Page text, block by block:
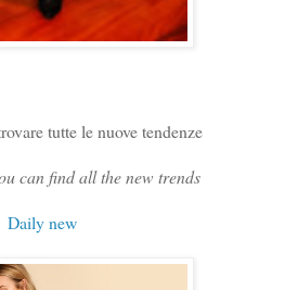
tutte le nuove tendenze
can find all the new trends
Daily new